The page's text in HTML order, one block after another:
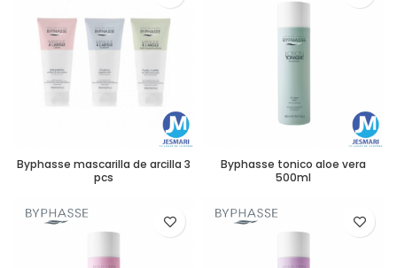
Byphasse mascarilla de arcilla 3
pcs
Byphasse tonico aloe vera
500ml